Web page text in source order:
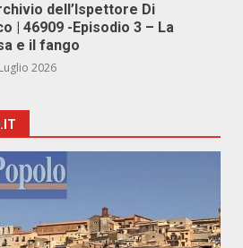
dell’Ispettore Di
| 46909 -Episodio 3 – La
e il fango
2026